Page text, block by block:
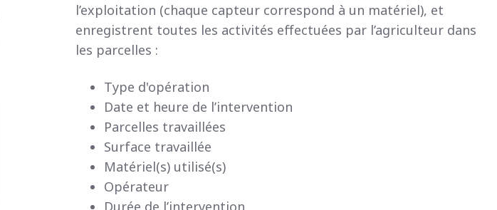
l’exploitation (chaque capteur correspond à un matériel), et
enregistrent toutes les activités effectuées par l’agriculteur dans
les parcelles :
Type d'opération
Date et heure de l’intervention
Parcelles travaillées
Surface travaillée
Matériel(s) utilisé(s)
Opérateur